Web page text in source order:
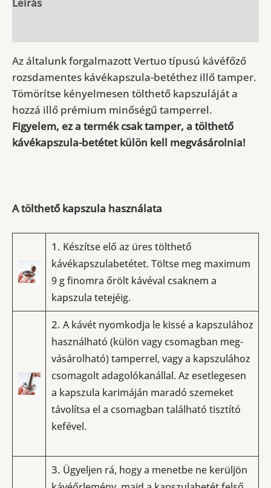
Az általunk forgalmazott Vertuo típusú kávéfőző
rozsdamentes kávékapszula-betéthez illő tamper.
Tömörítse kényelmesen tölthető kapszuláját a
hozzá illő prémium minőségű tamperrel.
Figyelem, ez a termék csak tamper, a tölthető
kávékapszula-betétet külön kell megvásárolnia!
A tölthető kapszula használata
1. Készítse elő az üres tölthető
kávékapszulabetétet. Töltse meg maximum
9 g finomra őrölt kávéval csaknem a
kapszula tetejéig.
2. A kávét nyomkodja le kissé a kapszulához
használható (külön vagy csomagban meg­
vásárolható) tamperrel, vagy a kapszulához
csomagolt adagolókanállal. Az esetlegesen
a kapszula karimáján maradó szemeket
távolítsa el a csomagban található tisztító
kefével.
3. Ügyeljen rá, hogy a ­menetbe ne kerüljön